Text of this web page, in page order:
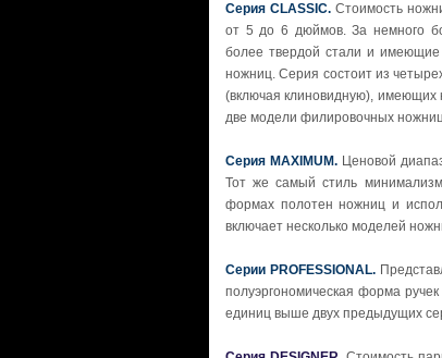
Cерия CLASSIC. Стоимость
от 5 до 6 дюймов. За немного
более твердой стали и имеющие
ножниц. Серия состоит из
(включая клиновидную), имеющих
две модели филировочных
Серия MAXIMUM. Ценовой
Тот же самый стиль
формах полотен ножниц и
включает несколько моделей
Серии PROFESSIONAL.
полуэргономическая форма
единиц выше двух предыдущих